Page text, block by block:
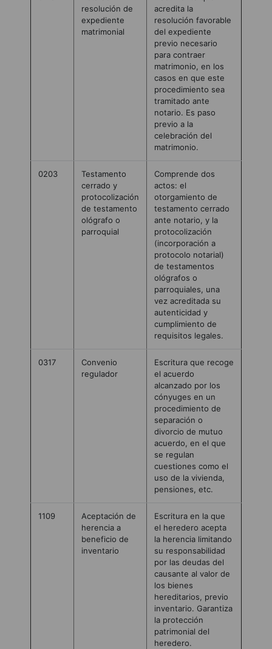
resolución de
expediente
matrimonial
acredita la
resolución favorable
del expediente
previo necesario
para contraer
matrimonio, en los
casos en que este
procedimiento sea
tramitado ante
notario. Es paso
previo a la
celebración del
matrimonio.
0203
Testamento
cerrado y
protocolización
de testamento
ológrafo o
parroquial
Comprende dos
actos: el
otorgamiento de
testamento cerrado
ante notario, y la
protocolización
(incorporación a
protocolo notarial)
de testamentos
ológrafos o
parroquiales, una
vez acreditada su
autenticidad y
cumplimiento de
requisitos legales.
0317
Convenio
regulador
Escritura que recoge
el acuerdo
alcanzado por los
cónyuges en un
procedimiento de
separación o
divorcio de mutuo
acuerdo, en el que
se regulan
cuestiones como el
uso de la vivienda,
pensiones, etc.
1109
Aceptación de
herencia a
beneficio de
inventario
Escritura en la que
el heredero acepta
la herencia limitando
su responsabilidad
por las deudas del
causante al valor de
los bienes
hereditarios, previo
inventario. Garantiza
la protección
patrimonial del
heredero.